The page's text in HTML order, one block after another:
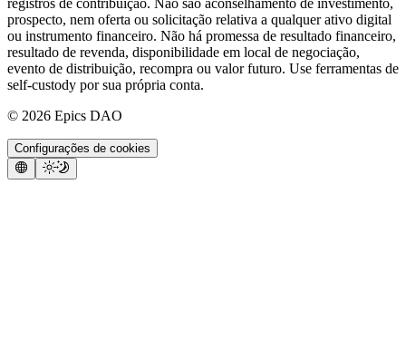
registros de contribuição. Não são aconselhamento de investimento,
prospecto, nem oferta ou solicitação relativa a qualquer ativo digital
ou instrumento financeiro. Não há promessa de resultado financeiro,
resultado de revenda, disponibilidade em local de negociação,
evento de distribuição, recompra ou valor futuro. Use ferramentas de
self-custody por sua própria conta.
© 2026 Epics DAO
Configurações de cookies